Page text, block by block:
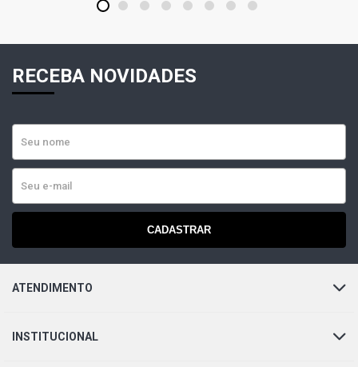
1 2 3 4 5 6 7 8
RECEBA NOVIDADES
CADASTRAR
ATENDIMENTO
INSTITUCIONAL